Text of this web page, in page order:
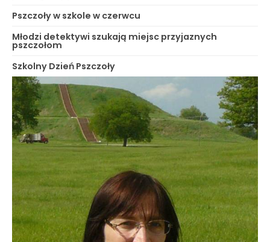
Pszczoły w szkole w czerwcu
Młodzi detektywi szukają miejsc przyjaznych
pszczołom
Szkolny Dzień Pszczoły